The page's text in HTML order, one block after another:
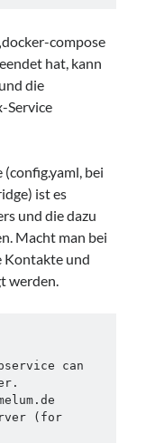
compose
hat, kann
die
Service
bei
ist es
und die dazu
Macht man bei
Kontakte und
werden.